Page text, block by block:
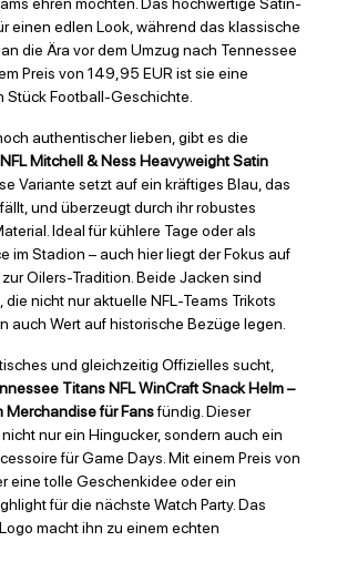
ehren möchten. Das hochwertige Satin-
einen edlen Look, während das klassische
die Ära vor dem Umzug nach Tennessee
Preis von 149,95 EUR ist sie eine
Stück Football-Geschichte.
authentischer lieben, gibt es die
Mitchell & Ness Heavyweight Satin
Variante setzt auf ein kräftiges Blau, das
und überzeugt durch ihr robustes
Ideal für kühlere Tage oder als
im Stadion – auch hier liegt der Fokus auf
Oilers-Tradition. Beide Jacken sind
die nicht nur aktuelle NFL-Teams Trikots
auch Wert auf historische Bezüge legen.
und gleichzeitig Offizielles sucht,
Titans NFL WinCraft Snack Helm –
Merchandise für Fansfündig. Dieser
nur ein Hingucker, sondern auch ein
für Game Days. Mit einem Preis von
eine tolle Geschenkidee oder ein
für die nächste Watch Party. Das
macht ihn zu einem echten